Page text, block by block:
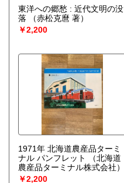
東洋への郷愁 : 近代文明の没
落
（赤松克麿 著）
￥2,200
1971年 北海道農産品ターミ
ナル パンフレット
（北海道
農産品ターミナル株式会社）
￥2,200